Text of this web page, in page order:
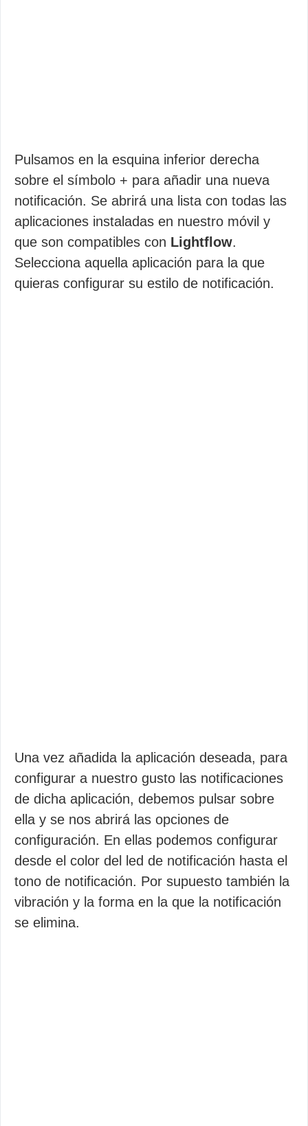
Pulsamos en la esquina inferior derecha
sobre el símbolo + para añadir una nueva
notificación. Se abrirá una lista con todas las
aplicaciones instaladas en nuestro móvil y
que son compatibles con Lightflow.
Selecciona aquella aplicación para la que
quieras configurar su estilo de notificación.
Una vez añadida la aplicación deseada, para
configurar a nuestro gusto las notificaciones
de dicha aplicación, debemos pulsar sobre
ella y se nos abrirá las opciones de
configuración. En ellas podemos configurar
desde el color del led de notificación hasta el
tono de notificación. Por supuesto también la
vibración y la forma en la que la notificación
se elimina.